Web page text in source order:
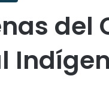
del